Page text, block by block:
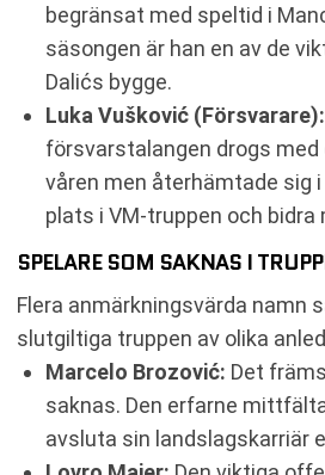
begränsat med speltid i
säsongen är han en av de
Dalićs bygge.
Luka Vušković (Försvarare):
försvarstalangen drogs med
våren men återhämtade sig
plats i VM-truppen och bidra
SPELARE SOM SAKNAS I
Flera anmärkningsvärda namn
slutgiltiga truppen av olika
Marcelo Brozović: Det
saknas. Den erfarne
avsluta sin landslagskarriär